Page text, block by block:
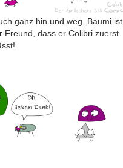
ganz hin und weg. Baumi ist
Freund, dass er Colibri zuerst